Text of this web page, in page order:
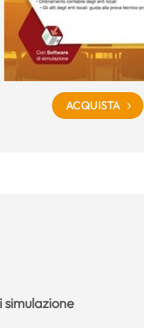
ACQUISTA
simulazione